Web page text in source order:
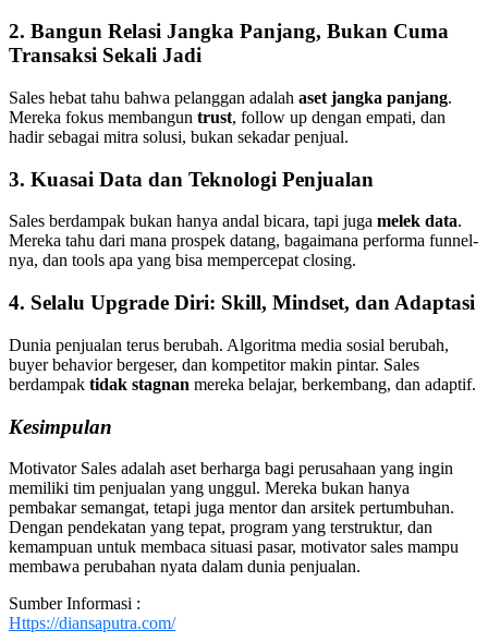
2. Bangun Relasi Jangka Panjang, Bukan Cuma
Transaksi Sekali Jadi
Sales hebat tahu bahwa pelanggan adalah aset jangka panjang.
Mereka fokus membangun trust, follow up dengan empati, dan
hadir sebagai mitra solusi, bukan sekadar penjual.
3. Kuasai Data dan Teknologi Penjualan
Sales berdampak bukan hanya andal bicara, tapi juga melek data.
Mereka tahu dari mana prospek datang, bagaimana performa funnel-
nya, dan tools apa yang bisa mempercepat closing.
4. Selalu Upgrade Diri: Skill, Mindset, dan Adaptasi
Dunia penjualan terus berubah. Algoritma media sosial berubah,
buyer behavior bergeser, dan kompetitor makin pintar. Sales
berdampak tidak stagnan mereka belajar, berkembang, dan adaptif.
Kesimpulan
Motivator Sales adalah aset berharga bagi perusahaan yang ingin
memiliki tim penjualan yang unggul. Mereka bukan hanya
pembakar semangat, tetapi juga mentor dan arsitek pertumbuhan.
Dengan pendekatan yang tepat, program yang terstruktur, dan
kemampuan untuk membaca situasi pasar, motivator sales mampu
membawa perubahan nyata dalam dunia penjualan.
Sumber Informasi :
Https://diansaputra.com/